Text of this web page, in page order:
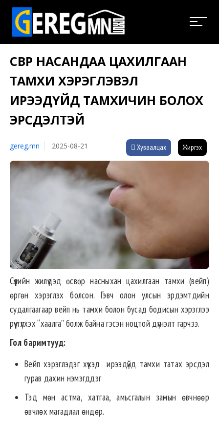
ӨСВӨР НАСАНДАА ЦАХИЛГААН
ТАМХИ ХЭРЭГЛЭВЭЛ
ИРЭЭДҮЙД ТАМХИЧИН БОЛОХ
ЭРСДЭЛТЭЙ
gereg.mn 2025-08-21 Хуваалцах Жиргэх
Сүүлийн жилүүдэд өсвөр насныхан цахилгаан тамхи (вейп)
өргөн хэрэглэх болсон. Гэвч олон улсын эрдэмтдийн
судалгаагаар вейп нь тамхи болон бусад бодисын хэрэглээ
рүү түлхэх “хаалга” болж байна гэсэн ноцтой дүгнэлт гарчээ.
Гол баримтууд:
Вейп хэрэглэдэг хүүхэд ирээдүйд тамхи татах эрсдэл
гурав дахин нэмэгддэг
Тэд мөн астма, хатгаа, амьсгалын замын өвчнөөр
өвчлөх магадлал өндөр.